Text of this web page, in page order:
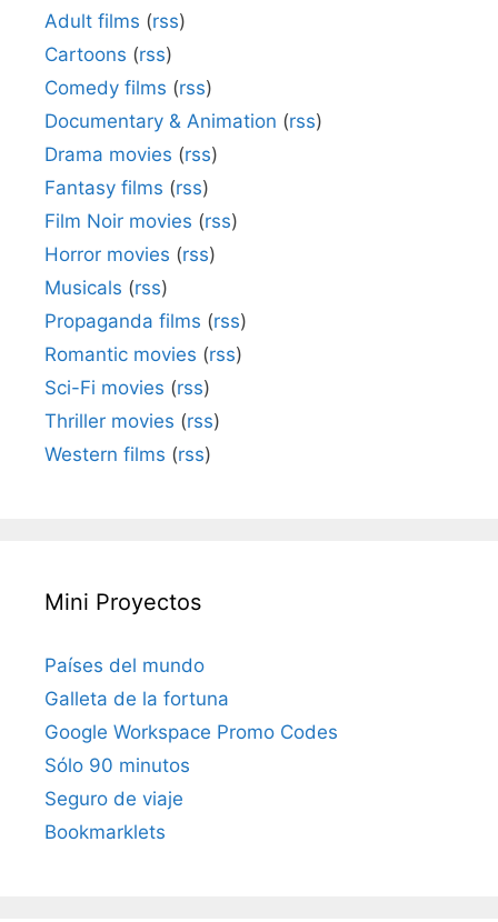
Adult films (rss)
Cartoons (rss)
Comedy films (rss)
Documentary & Animation (rss)
Drama movies (rss)
Fantasy films (rss)
Film Noir movies (rss)
Horror movies (rss)
Musicals (rss)
Propaganda films (rss)
Romantic movies (rss)
Sci-Fi movies (rss)
Thriller movies (rss)
Western films (rss)
Mini Proyectos
Países del mundo
Galleta de la fortuna
Google Workspace Promo Codes
Sólo 90 minutos
Seguro de viaje
Bookmarklets